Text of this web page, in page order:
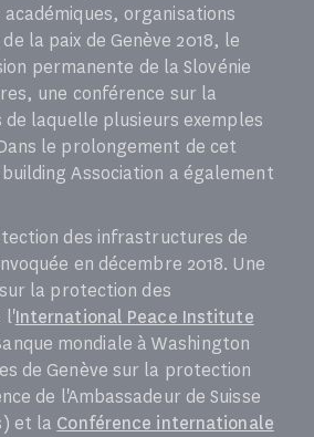
organisations
la paix de Genève 2018, le
permanente de la Slovénie
une conférence sur la
de laquelle plusieurs exemples
le prolongement de cet
Association a également
des infrastructures de
en décembre 2018. Une
la protection des
l'International Peace Institute
mondiale à Washington
de Genève sur la protection
de l'Ambassadeur de Suisse
et la Conférence internationale